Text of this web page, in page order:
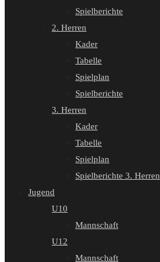
Spielberichte
2. Herren
Kader
Tabelle
Spielplan
Spielberichte
3. Herren
Kader
Tabelle
Spielplan
Spielberichte 3. Herren
Jugend
U10
Mannschaft
U12
Mannschaft